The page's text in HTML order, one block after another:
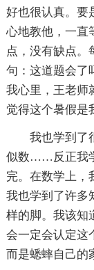
好也很认真。要
心地教他，一直
点，没有缺点。
句：这道题会了
我心里，王老师
觉得这个暑假是
我也学到了
似数……反正我
完。在数学上，
我也学到了许多
样的脚。我该知
会一定会认定这
而是蟋蟀自己的